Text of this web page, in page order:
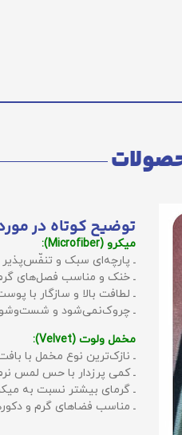
توضیح کوتاه در
میکرو (Microfiber):
ـ پارچه‌ای سبک و تنفّس‌پذیر
ـ خنک و مناسب فصل‌های
ـ لطافت بالا و سازگار با
ـ چروک‌نمی‌شود و
مخمل ولوت (Velvet):
ـ نازک‌ترین نوع مخمل با
ـ کمی پرزدار با حس لمس
ـ گرمای بیشتر نسبت به
ـ مناسب فضاهای گرم و